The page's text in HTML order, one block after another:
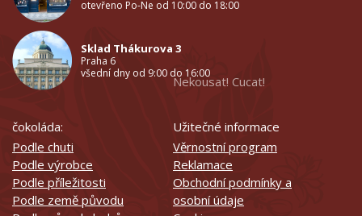
otevřeno Po-Ne od 10:00 do 18:00
Sklad Thákurova 3
Praha 6
všední dny od 9:00 do 16:00
čokoláda:
Podle chuti
Podle výrobce
Podle příležitosti
Podle země původu
Nekousat! Cucat!
Užitečné informace
Věrnostní program
Reklamace
Obchodní podmínky a
osobní údaje